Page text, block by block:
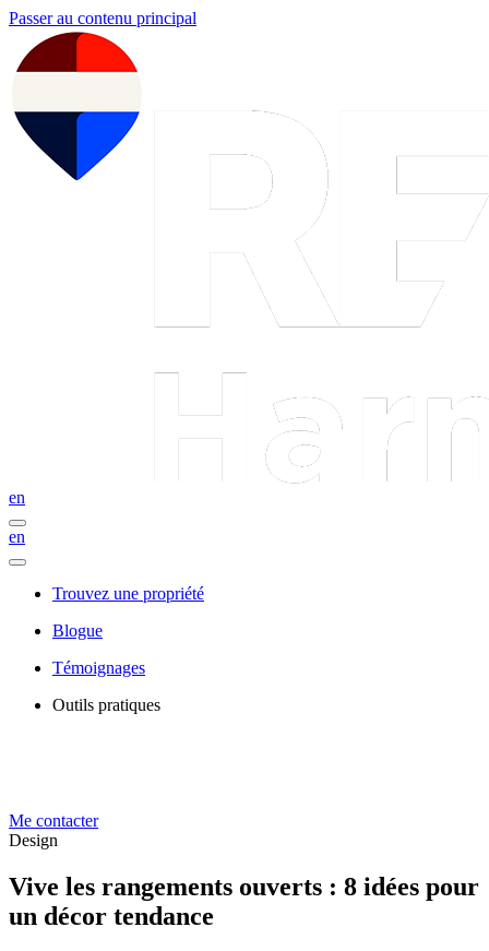
Passer au contenu principal
en
en
Trouvez une propriété
Blogue
Témoignages
Outils pratiques
Me contacter
Design
Vive les rangements ouverts : 8 idées pour
un décor tendance